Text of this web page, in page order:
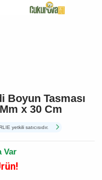
Boyun Tasması
Mm x 30 Cm
yetkili satıcısıdır.
Var